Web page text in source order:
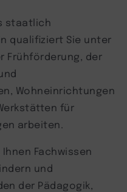
staatlich
qualifiziert Sie unter
Frühförderung, der
Wohneinrichtungen
für
arbeiten.
Fachwissen
und
der Pädagogik,